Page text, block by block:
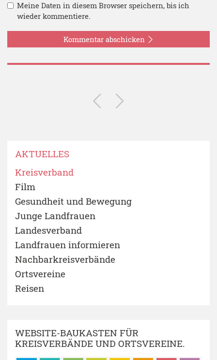
Meine Daten in diesem Browser speichern, bis ich
wieder kommentiere.
Kommentar abschicken
AKTUELLES
Kreisverband
Film
Gesundheit und Bewegung
Junge Landfrauen
Landesverband
Landfrauen informieren
Nachbarkreisverbände
Ortsvereine
Reisen
WEBSITE-BAUKASTEN FÜR
KREISVERBÄNDE UND ORTSVEREINE.